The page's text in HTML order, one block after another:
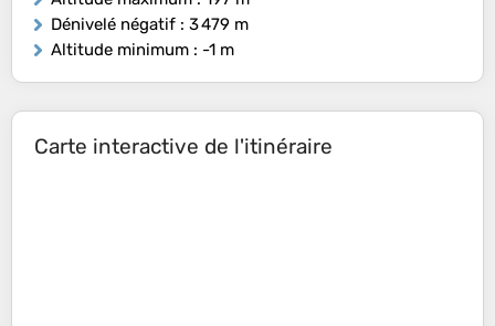
Dénivelé négatif : 3 479 m
Altitude minimum : -1 m
Carte interactive de l'itinéraire